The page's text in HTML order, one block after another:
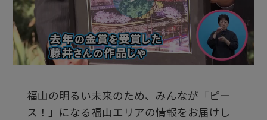
ビ
デ
オ
福山の明るい未来のため、みんなが「ピー
ス！」になる福山エリアの情報をお届けし